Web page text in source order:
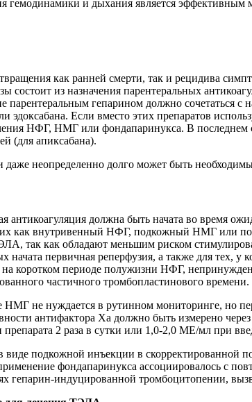
гемодинамики и дыхания является
как ранней смерти, так и рецидива
состоит из назначения парентеральных
гепарином должно сочетаться с
Если вместо этих препаратов
НФГ, НМГ или фондапаринукса. В
(для апиксабана).
неопределенно долго может быть
должна быть начата во время
как внутривенный НФГ, подкожный НМГ или
так как обладают меньшим риском
первичная реперфузия, а также для тех, у
коротком периоде полужизни НФГ,
частичного тромбопластинового времени.
не нуждается в рутинном мониторинге, но
антифактора Xa должно быть измерено
2 раза в сутки или 1,0-2,0 МЕ/мл при
подкожной инъекции в скорректированной
фондапаринукса ассоциировалось с
гепарин-индуцированной тромбо­цитопении,